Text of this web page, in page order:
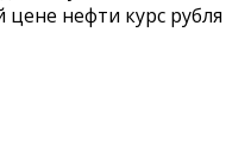
нефти курс рубля